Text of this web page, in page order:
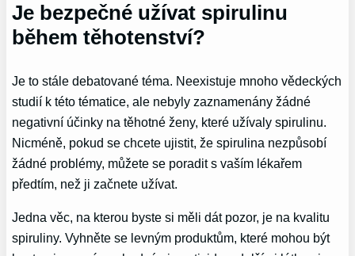
Je bezpečné užívat spirulinu
během těhotenství?
Je to stále debatované téma. Neexistuje mnoho vědeckých
studií k této tématice, ale nebyly zaznamenány žádné
negativní účinky na těhotné ženy, které užívaly spirulinu.
Nicméně, pokud se chcete ujistit, že spirulina nezpůsobí
žádné problémy, můžete se poradit s vaším lékařem
předtím, než ji začnete užívat.
Jedna věc, na kterou byste si měli dát pozor, je na kvalitu
spiruliny. Vyhněte se levným produktům, které mohou být